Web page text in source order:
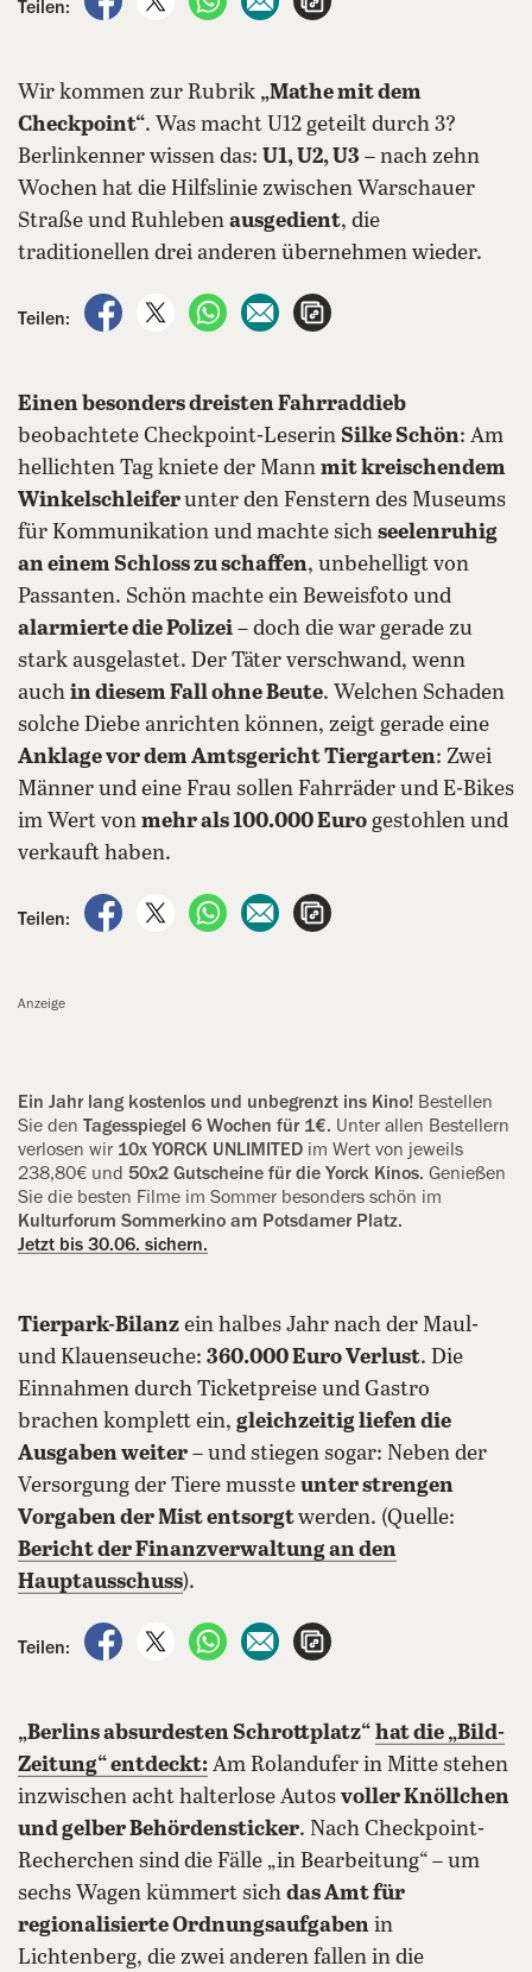
Teilen:
Wir kommen zur Rubrik „Mathe mit dem
Checkpoint“. Was macht U12 geteilt durch 3?
Berlinkenner wissen das: U1, U2, U3 – nach zehn
Wochen hat die Hilfslinie zwischen Warschauer
Straße und Ruhleben ausgedient, die
traditionellen drei anderen übernehmen wieder.
Teilen:
auf Facebook teilen
auf X teilenper WhatsApp teilen
per E-Mail teilen
Einen besonders dreisten Fahrraddieb
beobachtete Checkpoint-Leserin Silke Schön: Am
hellichten Tag kniete der Mann mit kreischendem
Winkelschleiferunter den Fenstern des Museums
für Kommunikation und machte sich seelenruhig
an einem Schloss zu schaffen, unbehelligt von
Passanten. Schön machte ein Beweisfoto und
alarmierte die Polizei – doch die war gerade zu
stark ausgelastet. Der Täter verschwand, wenn
auch in diesem Fall ohne Beute. Welchen Schaden
solche Diebe anrichten können, zeigt gerade eine
Anklage vor dem Amtsgericht Tiergarten: Zwei
Männer und eine Frau sollen Fahrräder und E-Bikes
im Wert von mehr als 100.000 Euro gestohlen und
verkauft haben.
Teilen:
auf Facebook teilen
auf X teilenper WhatsApp teilen
per E-Mail teilen
Anzeige
Ein Jahr lang kostenlos und ‍unbegrenzt ins Kino! Bestellen
Sie den Tagesspiegel 6 Wochen für 1€. Unter allen Bestellern
verlosen wir 10x YORCK UNLIMITED im Wert von jeweils
238,80€ und 50x2 Gutscheine für die Yorck Kinos. Genießen
Sie die besten Filme im Sommer besonders schön im
Kulturforum Sommerkino am Potsdamer Platz.
Jetzt bis 30.06. sichern.
Tierpark-Bilanz ein halbes Jahr nach der Maul-
und Klauenseuche: 360.000 Euro Verlust. Die
Einnahmen durch Ticketpreise und Gastro
brachen komplett ein, gleichzeitig liefen die
Ausgaben weiter – und stiegen sogar: Neben der
Versorgung der Tiere musste unter strengen
Vorgaben der Mist entsorgtwerden. (Quelle:
Bericht der Finanzverwaltung an den
Hauptausschuss).
Teilen:
auf Facebook teilen
auf X teilenper WhatsApp teilen
per E-Mail teilen
„Berlins absurdesten Schrottplatz“ hat die „Bild-
Zeitung“ entdeckt: Am Rolandufer in Mitte stehen
inzwischen acht halterlose Autos voller Knöllchen
und gelber Behördensticker. Nach Checkpoint-
Recherchen sind die Fälle „in Bearbeitung“ – um
sechs Wagen kümmert sich das Amt für
regionalisierte Ordnungsaufgaben in
Lichtenberg, die zwei anderen fallen in die